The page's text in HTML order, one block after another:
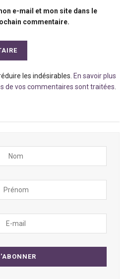
e-mail et mon site dans le
commentaire.
les indésirables. En savoir plus
de vos commentaires sont traitées.